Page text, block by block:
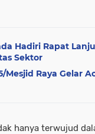
Hadiri Rapat
Sektor
Raya Gelar
hanya terwujud